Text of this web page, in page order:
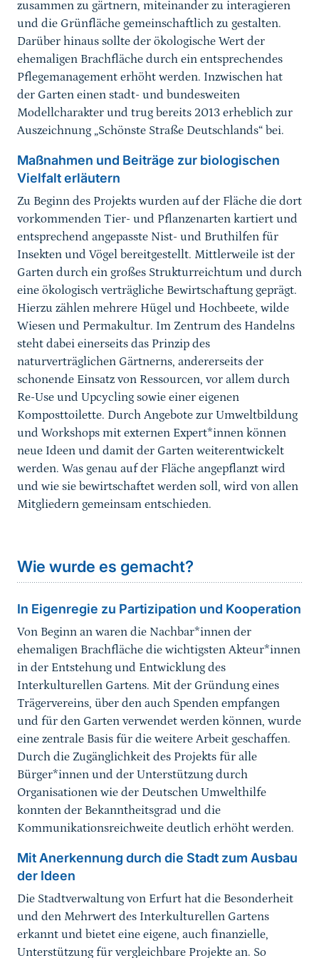
zusammen zu gärtnern, miteinander zu interagieren
und die Grünfläche gemeinschaftlich zu gestalten.
Darüber hinaus sollte der ökologische Wert der
ehemaligen Brachfläche durch ein entsprechendes
Pflegemanagement erhöht werden. Inzwischen hat
der Garten einen stadt- und bundesweiten
Modellcharakter und trug bereits 2013 erheblich zur
Auszeichnung „Schönste Straße Deutschlands“ bei.
Maßnahmen und Beiträge zur biologischen
Vielfalt erläutern
Zu Beginn des Projekts wurden auf der Fläche die dort
vorkommenden Tier- und Pflanzenarten kartiert und
entsprechend angepasste Nist- und Bruthilfen für
Insekten und Vögel bereitgestellt. Mittlerweile ist der
Garten durch ein großes Strukturreichtum und durch
eine ökologisch verträgliche Bewirtschaftung geprägt.
Hierzu zählen mehrere Hügel und Hochbeete, wilde
Wiesen und Permakultur. Im Zentrum des Handelns
steht dabei einerseits das Prinzip des
naturverträglichen Gärtnerns, andererseits der
schonende Einsatz von Ressourcen, vor allem durch
Re-Use und Upcycling sowie einer eigenen
Komposttoilette. Durch Angebote zur Umweltbildung
und Workshops mit externen Expert*innen können
neue Ideen und damit der Garten weiterentwickelt
werden. Was genau auf der Fläche angepflanzt wird
und wie sie bewirtschaftet werden soll, wird von allen
Mitgliedern gemeinsam entschieden.
Wie wurde es gemacht?
In Eigenregie zu Partizipation und Kooperation
Von Beginn an waren die Nachbar*innen der
ehemaligen Brachfläche die wichtigsten Akteur*innen
in der Entstehung und Entwicklung des
Interkulturellen Gartens. Mit der Gründung eines
Trägervereins, über den auch Spenden empfangen
und für den Garten verwendet werden können, wurde
eine zentrale Basis für die weitere Arbeit geschaffen.
Durch die Zugänglichkeit des Projekts für alle
Bürger*innen und der Unterstützung durch
Organisationen wie der Deutschen Umwelthilfe
konnten der Bekanntheitsgrad und die
Kommunikationsreichweite deutlich erhöht werden.
Mit Anerkennung durch die Stadt zum Ausbau
der Ideen
Die Stadtverwaltung von Erfurt hat die Besonderheit
und den Mehrwert des Interkulturellen Gartens
erkannt und bietet eine eigene, auch finanzielle,
Unterstützung für vergleichbare Projekte an. So